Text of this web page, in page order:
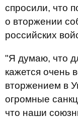
спросили, что
о вторжении
российских
"Я думаю, что
кажется очень
вторжением в
огромные
что наши